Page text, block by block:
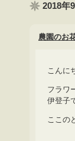
2018年9
農園のお
こんに
フラワ
伊登子
ここの